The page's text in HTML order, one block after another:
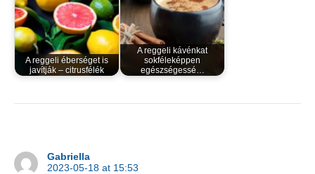
A reggeli éberséget is
javítják – citrusfélék
A reggeli kávénkat
sokféleképpen
egészségessé…
Gabriella
2023-05-18 at 15:53